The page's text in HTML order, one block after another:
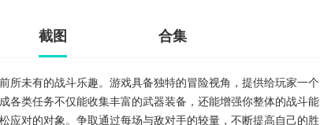
截图 合集
所未有的战斗乐趣。游戏具备独特的冒险视角，提供给玩家一个
各类任务不仅能收集丰富的武器装备，还能增强你整体的战斗能
应对的对象。争取通过每场与敌对手的较量，不断提高自己的胜